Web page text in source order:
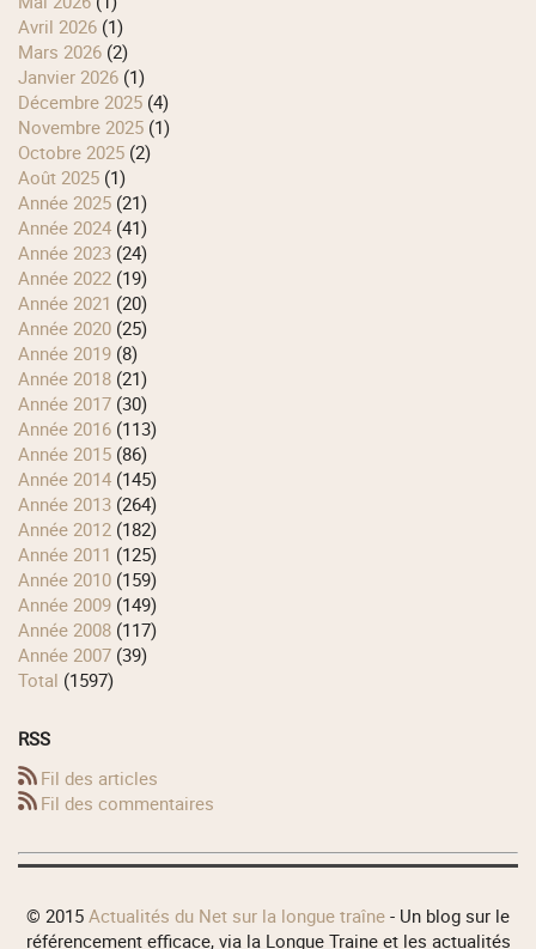
avril 2026 (1)
mars 2026 (2)
janvier 2026 (1)
décembre 2025 (4)
novembre 2025 (1)
octobre 2025 (2)
août 2025 (1)
année 2025 (21)
année 2024 (41)
année 2023 (24)
année 2022 (19)
année 2021 (20)
année 2020 (25)
année 2019 (8)
année 2018 (21)
année 2017 (30)
année 2016 (113)
année 2015 (86)
année 2014 (145)
année 2013 (264)
année 2012 (182)
année 2011 (125)
année 2010 (159)
année 2009 (149)
année 2008 (117)
année 2007 (39)
total (1597)
RSS
Fil des articles
Fil des commentaires
© 2015 Actualités du Net sur la longue traîne - Un blog sur le
référencement efficace, via la Longue Traine et les actualités